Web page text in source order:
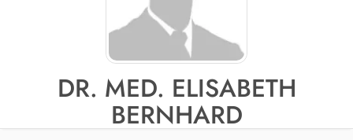
DR. MED. ELISABETH
BERNHARD